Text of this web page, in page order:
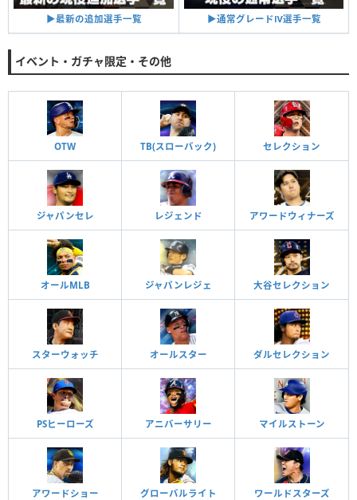
▶︎最新の追加選手一覧 ▶︎通常グレードⅣ選手一覧
イベント・ガチャ限定・その他
OTW TB(スローバック) セレクション
ジャパンセレ レジェンド アワードウィナーズ
オールMLB ジャパンレジェ 大谷セレクション
スターウォッチ オールスター ダルセレクション
PSヒーローズ アニバーサリー マイルストーン
アワードショー グローバルライト ワールドスターズ